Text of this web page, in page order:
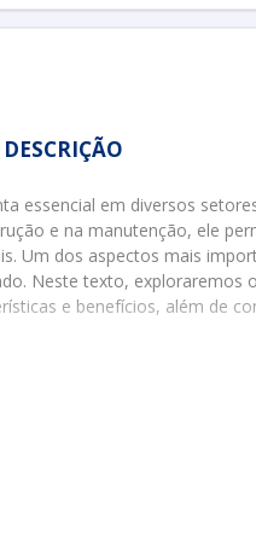
DESCRIÇÃO
essencial em diversos
e na manutenção, ele
Um dos aspectos mais
Neste texto, exploraremos
e benefícios, além de